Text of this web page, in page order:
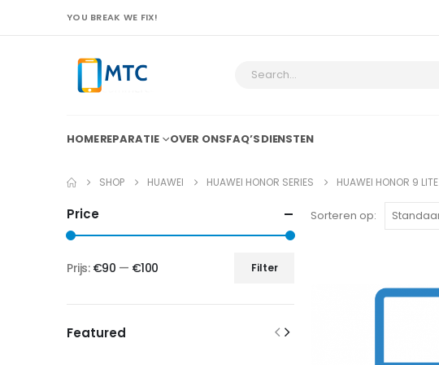
YOU BREAK WE FIX!
HOMEREPARATIE OVER ONSFAQ’SDIENSTEN
SHOP HUAWEI HUAWEI HONOR SERIES HUAWEI HONOR 9 LITE
Sorteren op:
Price
Min.
prijs
Max.
prijs
Filter
Prijs: €90 — €100
Featured